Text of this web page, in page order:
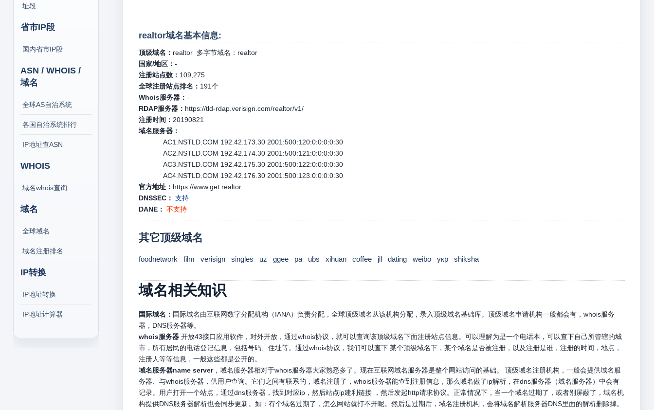
址段
省市IP段
国内省市IP段
ASN / WHOIS /
域名
全球AS自治系统
各国自治系统排行
IP地址查ASN
WHOIS
域名whois查询
域名
全球域名
域名注册排名
IP转换
IP地址转换
IP地址计算器
realtor域名基本信息:
顶级域名： realtor多字节域名： realtor
国家/地区： -
注册站点数： 109,275
全球注册站点排名： 191个
Whois服务器： -
RDAP服务器： https://tld-rdap.verisign.com/realtor/v1/
注册时间： 20190821
域名服务器：
AC1.NSTLD.COM 192.42.173.30 2001:500:120:0:0:0:0:30
AC2.NSTLD.COM 192.42.174.30 2001:500:121:0:0:0:0:30
AC3.NSTLD.COM 192.42.175.30 2001:500:122:0:0:0:0:30
AC4.NSTLD.COM 192.42.176.30 2001:500:123:0:0:0:0:30
官方地址： https://www.get.realtor
DNSSEC： 支持
DANE： 不支持
其它顶级域名
foodnetwork film verisign singles uz ggee pa ubs xihuan coffee jll dating weibo укр shiksha
域名相关知识
国际域名： 国际域名由互联网数字分配机构（IANA）负责分配，全球顶级域名从该机构分配，录入顶级域名基础库。顶级域名申请机构一般都会有，whois服务
器，DNS服务器等。
whois服务器开放43接口应用软件，对外开放，通过whois协议，就可以查询该顶级域名下面注册站点信息。可以理解为是一个电话本，可以查下自己所管辖的城
市，所有居民的电话登记信息，包括号码、住址等。通过whois协议，我们可以查下 某个顶级域名下，某个域名是否被注册，以及注册是谁，注册的时间，地点，
注册人等等信息，一般这些都是公开的。
域名服务器name server，域名服务器相对于whois服务器大家熟悉多了。现在互联网域名服务器是整个网站访问的基础。 顶级域名注册机构，一般会提供域名服
务器、与whois服务器，供用户查询。它们之间有联系的，域名注册了，whois服务器能查到注册信息，那么域名做了ip解析，在dns服务器（域名服务器）中会有
记录。用户打开一个站点，通过dns服务器，找到对应ip，然后站点ip建利链接 ，然后发起http请求协议。正常情况下，当一个域名过期了，或者别屏蔽了，域名机
构提供DNS服务器解析也会同步更新。如：有个域名过期了，怎么网站就打不开呢。然后是过期后，域名注册机构，会将域名解析服务器DNS里面的解析删除掉。